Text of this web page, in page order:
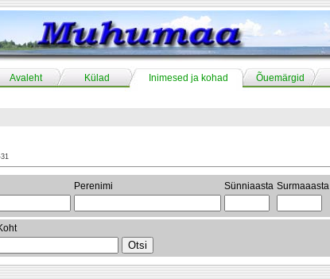
Avaleht Külad Inimesed ja kohad Õuemärgid
Perenimi Sünniaasta Surmaaasta